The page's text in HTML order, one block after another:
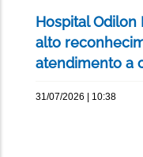
Hospital
alto
atendimento a
31/07/2026 | 10:38